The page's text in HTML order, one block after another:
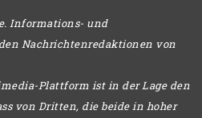
Informations- und
Nachrichtenredaktionen von
Plattform ist in der Lage den
von Dritten, die beide in hoher